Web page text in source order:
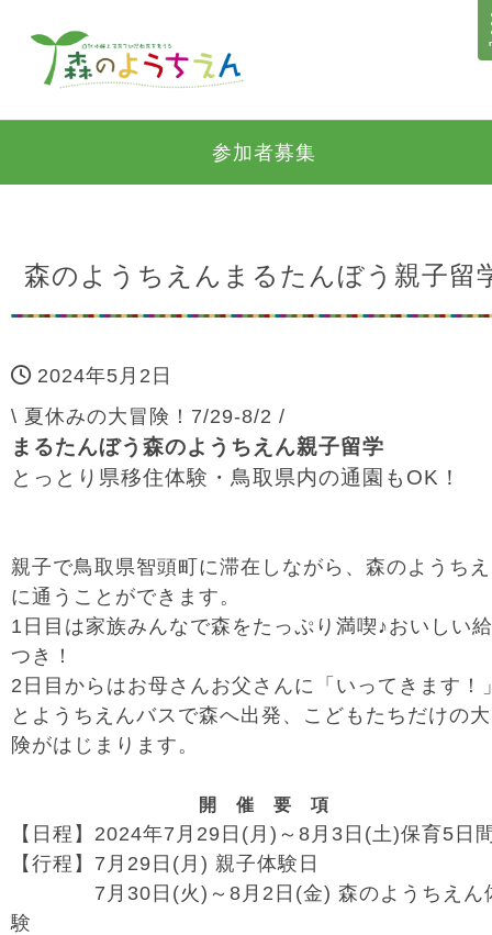
参加者募集
森のようちえんまるたんぼう親子留
2024年5月2日
\ 夏休みの大冒険！7/29-8/2 /
まるたんぼう森のようちえん親子留学
とっとり県移住体験・鳥取県内の通園も OK ！
親子で鳥取県智頭町に滞在しながら、森のようち
に通うことができます。
1 日目は家族みんなで森をたっぷり満喫♪おいしい
つき！
2 日目からはお母さんお父さんに「いってきます！
とようちえんバスで森へ出発、 こどもたちだけの
険がはじまります。
開 催 要 項
【日程】 2024年7 月 29 日 (月 ) ～ 8 月 3 日 (土)保育5 日
【行程】 7 月 29 日 ( 月 ) 親子体験日
7 月 30 日 (火 ) ～ 8 月 2 日 (金) 森のようちえん
験